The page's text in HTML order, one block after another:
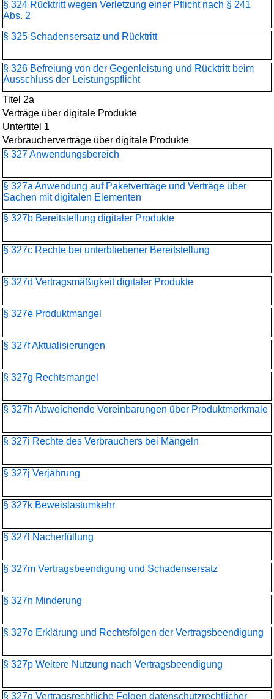
§ 324 Rücktritt wegen Verletzung einer Pflicht nach § 241
Abs. 2
§ 325 Schadensersatz und Rücktritt
§ 326 Befreiung von der Gegenleistung und Rücktritt beim
Ausschluss der Leistungspflicht
Titel 2a
Verträge über digitale Produkte
Untertitel 1
Verbraucherverträge über digitale Produkte
§ 327 Anwendungsbereich
§ 327a Anwendung auf Paketverträge und Verträge über
Sachen mit digitalen Elementen
§ 327b Bereitstellung digitaler Produkte
§ 327c Rechte bei unterbliebener Bereitstellung
§ 327d Vertragsmäßigkeit digitaler Produkte
§ 327e Produktmangel
§ 327f Aktualisierungen
§ 327g Rechtsmangel
§ 327h Abweichende Vereinbarungen über Produktmerkmale
§ 327i Rechte des Verbrauchers bei Mängeln
§ 327j Verjährung
§ 327k Beweislastumkehr
§ 327l Nacherfüllung
§ 327m Vertragsbeendigung und Schadensersatz
§ 327n Minderung
§ 327o Erklärung und Rechtsfolgen der Vertragsbeendigung
§ 327p Weitere Nutzung nach Vertragsbeendigung
§ 327q Vertragsrechtliche Folgen datenschutzrechtlicher